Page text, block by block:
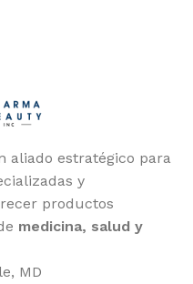
aliado estratégico para
y
productos
medicina, salud y
MD